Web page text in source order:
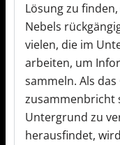
Lösung zu
Nebels
vielen, die im
arbeiten, um
sammeln. Als
zusammenbricht
Untergrund zu
herausfindet,